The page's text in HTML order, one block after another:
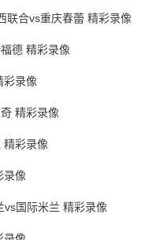
联合vs重庆春蕾 精彩录像
德 精彩录像
彩录像
精彩录像
精彩录像
录像
vs国际米兰 精彩录像